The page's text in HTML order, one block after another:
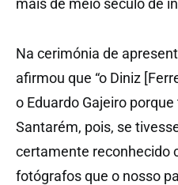
mais de meio século de
Na cerimónia de
afirmou que “o Diniz
o Eduardo Gajeiro
Santarém, pois, se
certamente reconhecido
fotógrafos que o nosso